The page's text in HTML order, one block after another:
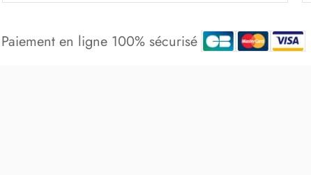
Paiement en ligne 100% sécurisé